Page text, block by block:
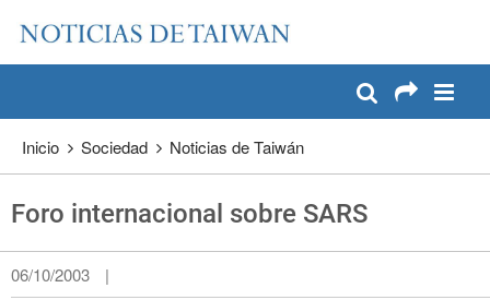
Pase a contenido principal
Inicio Sociedad Noticias de Taiwán
Foro internacional sobre SARS
06/10/2003 |